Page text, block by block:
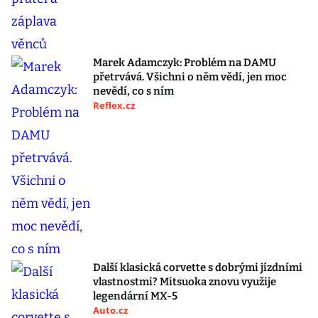
Marek Adamczyk: Problém na DAMU
přetrvává. Všichni o něm vědí, jen moc
nevědí, co s ním
Reflex.cz
Další klasická corvette s dobrými jízdními
vlastnostmi? Mitsuoka znovu využije
legendární MX-5
Auto.cz